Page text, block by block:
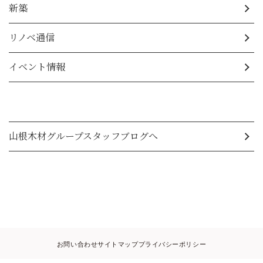
新築
リノベ通信
イベント情報
山根木材グループスタッフブログへ
お問い合わせサイトマッププライバシーポリシー